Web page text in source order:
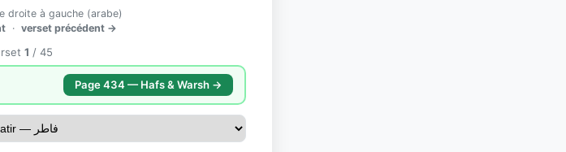
droite à gauche (arabe)
· verset précédent →
1 / 45
Page 434 — Hafs & Warsh →